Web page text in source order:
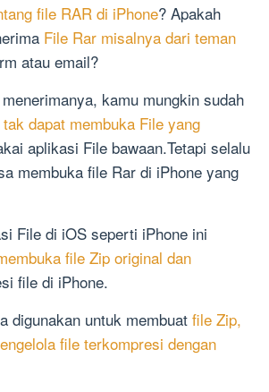
file RAR di iPhone? Apakah
File Rar misalnya dari teman
atau email?
kamu mungkin sudah
dapat membuka File yang
aplikasi File bawaan.Tetapi selalu
membuka file Rar di iPhone yang
File di iOS seperti iPhone ini
file Zip original dan
file di iPhone.
digunakan untuk membuat file Zip,
file terkompresi dengan